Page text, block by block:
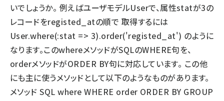
いでしょうか。 例えばユーザモデルUserで、属性statが3の
レコードをregisted_atの順で 取得するには
User.where(:stat => 3).order('registed_at') のように
なります。このwhereメソッドがSQLのWHERE句を、
orderメソッドがORDER BY句に対応しています。 この他
にも主に使うメソッドとして以下のようなものがあります。
メソッド SQL where WHERE order ORDER BY GROUP